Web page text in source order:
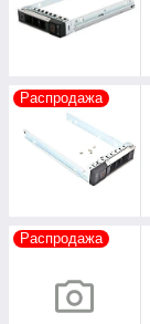
Распродажа
Распродажа